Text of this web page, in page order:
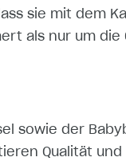
sie mit dem
als nur um die
sowie der
Qualität